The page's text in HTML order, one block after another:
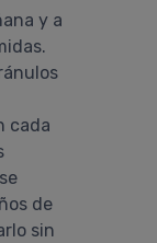
y a
cada
de
sin